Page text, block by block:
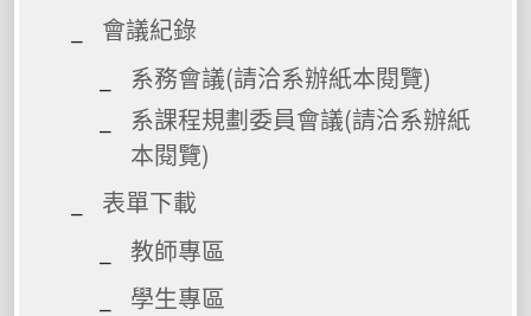
會議紀錄
系務會議(請洽系辦紙本閱覽)
系課程規劃委員會議(請洽系辦紙
本閱覽)
表單下載
教師專區
學生專區